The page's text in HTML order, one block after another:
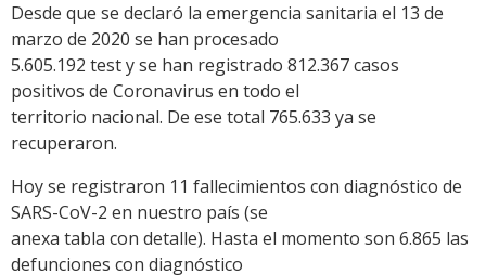
Desde que se declaró la emergencia sanitaria el 13 de
marzo de 2020 se han procesado
5.605.192 test y se han registrado 812.367 casos
positivos de Coronavirus en todo el
territorio nacional. De ese total 765.633 ya se
recuperaron.
Hoy se registraron 11 fallecimientos con diagnóstico de
SARS-CoV-2 en nuestro país (se
anexa tabla con detalle). Hasta el momento son 6.865 las
defunciones con diagnóstico